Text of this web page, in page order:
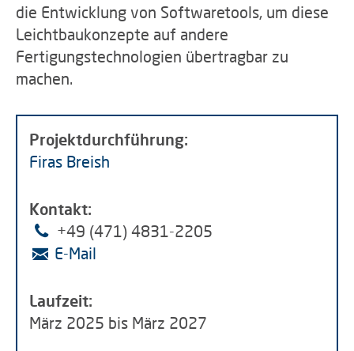
die Entwicklung von Softwaretools, um diese
Leichtbaukonzepte auf andere
Fertigungstechnologien übertragbar zu
machen.
Projektdurchführung:
Firas Breish
Kontakt:
+49 (471) 4831-2205
E-Mail
Laufzeit:
März 2025 bis März 2027